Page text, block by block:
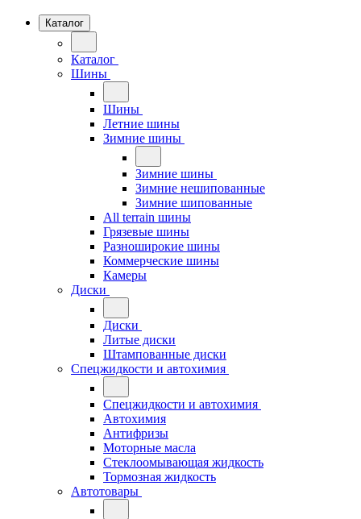
Каталог
Каталог
Шины
Шины
Летние шины
Зимние шины
Зимние шины
Зимние нешипованные
Зимние шипованные
All terrain шины
Грязевые шины
Разноширокие шины
Коммерческие шины
Камеры
Диски
Диски
Литые диски
Штампованные диски
Спецжидкости и автохимия
Спецжидкости и автохимия
Автохимия
Антифризы
Моторные масла
Стеклоомывающая жидкость
Тормозная жидкость
Автотовары